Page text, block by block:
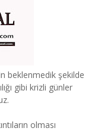
beklenmedik şekilde
gibi krizli günler
olması